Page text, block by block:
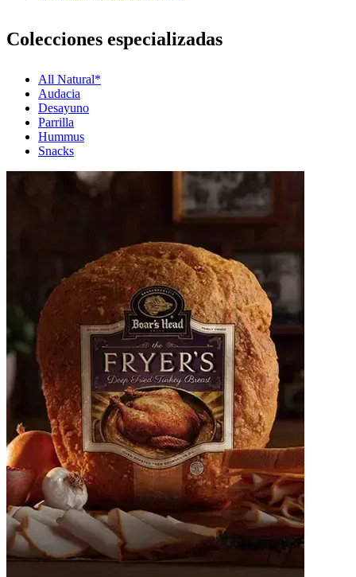
Colecciones especializadas
All Natural*
Audacia
Desayuno
Parrilla
Hummus
Snacks